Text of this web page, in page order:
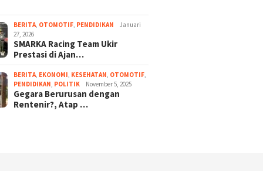
BERITA OTOMOTIF PENDIDIKAN
Januari
27, 2026
SMARKA Racing Team Ukir
Prestasi di Ajan…
BERITA EKONOMI KESEHATAN OTOMOTIF
PENDIDIKAN POLITIK November 5, 2025
Gegara Berurusan dengan
Rentenir?, Atap …